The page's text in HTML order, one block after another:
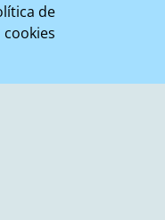
de
cookies